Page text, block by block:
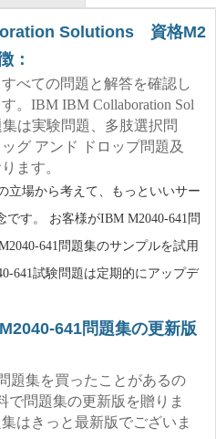
Solutions 資格M2
：
べての問題と解答を確認し
。IBM IBM Collaboration Sol
は実験問題、多肢選択問
グ アンド ドロップ問題及
ます。
立場から考えて、もっといいサー
です。 お客様がIBM M2040-641問
641問題集のサンプルを試用
641試験問題は定期的にアップデ
641問題集の更新版
題集を買ったことがあるの
で問題集の更新版を贈りま
はきっと最新版でございま